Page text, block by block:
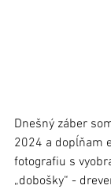
Dnešný záber
2024 a dopĺňam
fotografiu s
„dobošky“ -